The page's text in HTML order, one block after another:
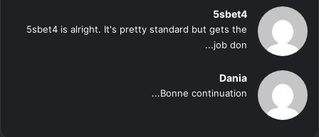
5sbet4
5sbet4 is alright. It's pretty standard but gets the
job don...
Dania
Bonne continuation...